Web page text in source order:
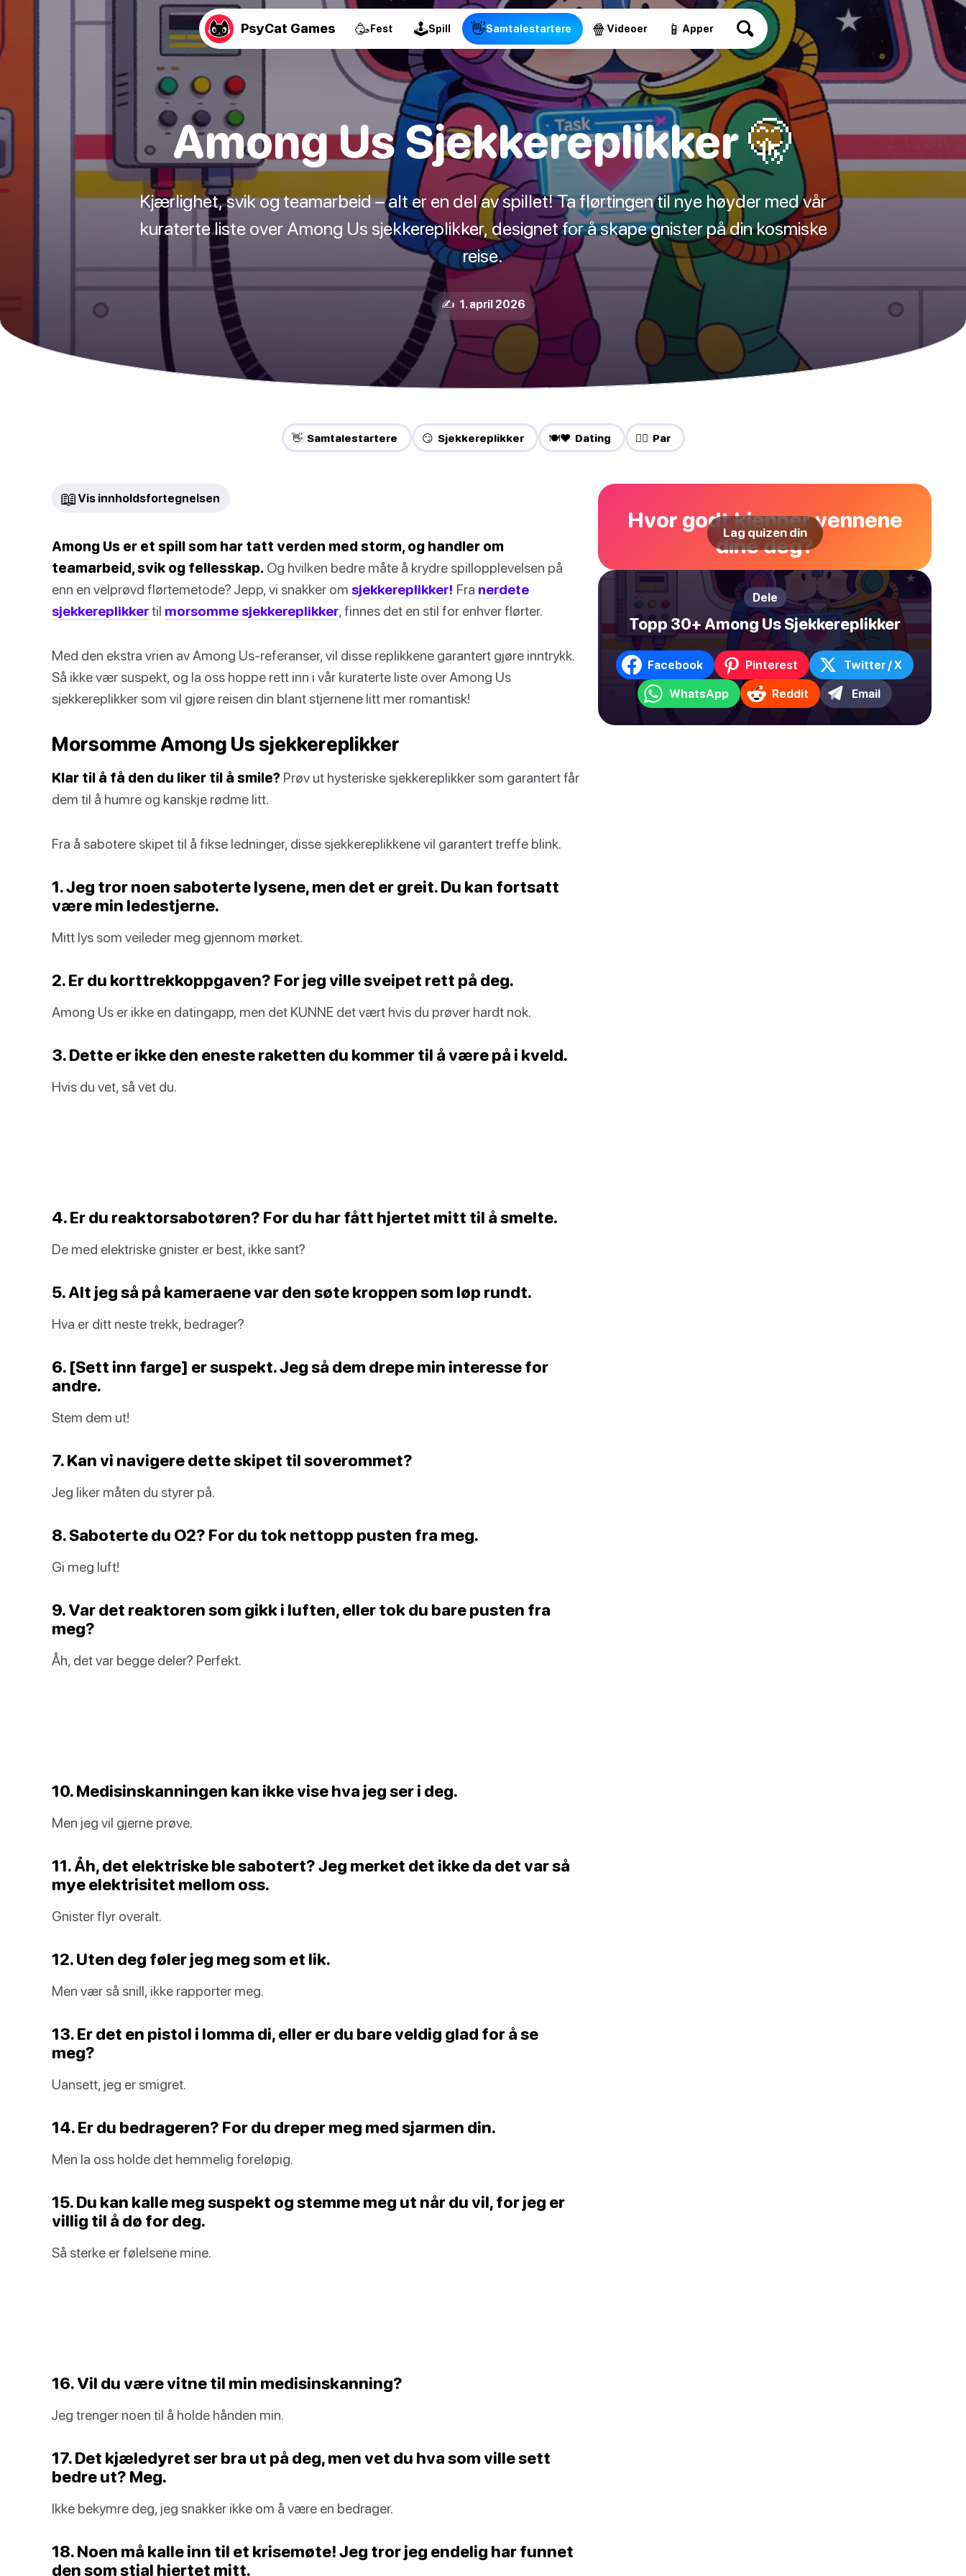
PsyCat Games 🥳Fest 🕹Spill 👋Samtalestartere 🍿 Videoer 📱 Apper
Among Us Sjekkereplikker 🤫
Kjærlighet, svik og teamarbeid – alt er en del av spillet! Ta flørtingen til nye høyder med vår
kuraterte liste over Among Us sjekkereplikker, designet for å skape gnister på din kosmiske
reise.
✍️ 1. april 2026
👋 Samtalestartere 😏 Sjekkereplikker 🍽️❤️ Dating ❤️‍🔥 Par
📖 Vis innholdsfortegnelsen
Among Us er et spill som har tatt verden med storm, og handler om
teamarbeid, svik og fellesskap. Og hvilken bedre måte å krydre spillopplevelsen på
enn en velprøvd flørtemetode? Jepp, vi snakker om sjekkereplikker! Fra nerdete
sjekkereplikkertil morsomme sjekkereplikker, finnes det en stil for enhver flørter.
Med den ekstra vrien av Among Us-referanser, vil disse replikkene garantert gjøre inntrykk.
Så ikke vær suspekt, og la oss hoppe rett inn i vår kuraterte liste over Among Us
sjekkereplikker som vil gjøre reisen din blant stjernene litt mer romantisk!
Morsomme Among Us sjekkereplikker
Klar til å få den du liker til å smile? Prøv ut hysteriske sjekkereplikker som garantert får
dem til å humre og kanskje rødme litt.
Fra å sabotere skipet til å fikse ledninger, disse sjekkereplikkene vil garantert treffe blink.
1. Jeg tror noen saboterte lysene, men det er greit. Du kan fortsatt
være min ledestjerne.
Mitt lys som veileder meg gjennom mørket.
2. Er du korttrekkoppgaven? For jeg ville sveipet rett på deg.
Among Us er ikke en datingapp, men det KUNNE det vært hvis du prøver hardt nok.
3. Dette er ikke den eneste raketten du kommer til å være på i kveld.
Hvis du vet, så vet du.
4. Er du reaktorsabotøren? For du har fått hjertet mitt til å smelte.
De med elektriske gnister er best, ikke sant?
5. Alt jeg så på kameraene var den søte kroppen som løp rundt.
Hva er ditt neste trekk, bedrager?
6. [Sett inn farge] er suspekt. Jeg så dem drepe min interesse for
andre.
Stem dem ut!
7. Kan vi navigere dette skipet til soverommet?
Jeg liker måten du styrer på.
8. Saboterte du O2? For du tok nettopp pusten fra meg.
Gi meg luft!
9. Var det reaktoren som gikk i luften, eller tok du bare pusten fra
meg?
Åh, det var begge deler? Perfekt.
10. Medisinskanningen kan ikke vise hva jeg ser i deg.
Men jeg vil gjerne prøve.
11. Åh, det elektriske ble sabotert? Jeg merket det ikke da det var så
mye elektrisitet mellom oss.
Gnister flyr overalt.
12. Uten deg føler jeg meg som et lik.
Men vær så snill, ikke rapporter meg.
13. Er det en pistol i lomma di, eller er du bare veldig glad for å se
meg?
Uansett, jeg er smigret.
14. Er du bedrageren? For du dreper meg med sjarmen din.
Men la oss holde det hemmelig foreløpig.
15. Du kan kalle meg suspekt og stemme meg ut når du vil, for jeg er
villig til å dø for deg.
Så sterke er følelsene mine.
16. Vil du være vitne til min medisinskanning?
Jeg trenger noen til å holde hånden min.
17. Det kjæledyret ser bra ut på deg, men vet du hva som ville sett
bedre ut? Meg.
Ikke bekymre deg, jeg snakker ikke om å være en bedrager.
18. Noen må kalle inn til et krisemøte! Jeg tror jeg endelig har funnet
den som stjal hjertet mitt.
Hvor godt kjenner vennene
dine deg?
Lag quizen din
Dele
Topp 30+ Among Us Sjekkereplikker
Facebook Pinterest Twitter / X
WhatsApp Reddit Email